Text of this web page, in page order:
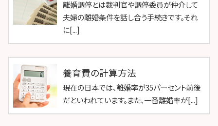
離婚調停とは裁判官や調停委員が仲介して
夫婦の離婚条件を話し合う手続きです。それ
に[...]
養育費の計算方法
現在の日本では、離婚率が35パーセント前後
だといわれています。また、一番離婚率が[...]